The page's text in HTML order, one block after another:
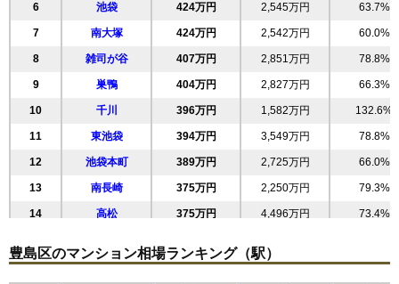
シティハウス南大塚レジデンス
東京都豊島区南大塚3丁目
相場 8,670万円～9,070万円
(173.4万円/㎡~181.4万円/㎡)
マンションナビで
無料一括査定をする
ライオンズステーションプラザ新大塚
住所 東京都豊島区南大塚3丁目
6 池袋 424万円 2,545万円 63.7%
7 南大塚 424万円 2,542万円 60.0%
8 雑司が谷 407万円 2,851万円 78.8%
9 巣鴨 404万円 2,827万円 66.3%
10 千川 396万円 1,582万円 132.6%
11 東池袋 394万円 3,549万円 78.8%
12 池袋本町 389万円 2,725万円 66.0%
13 南長崎 375万円 2,250万円 79.3%
14 高松 375万円 4,496万円 73.4%
16 西巣鴨 369万円 3,324万円 73.5%
豊島区のマンション相場ランキング（駅）